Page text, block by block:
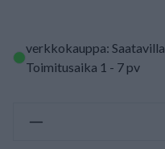
verkkokauppa: Saatavilla
Toimitusaika 1 - 7 pv